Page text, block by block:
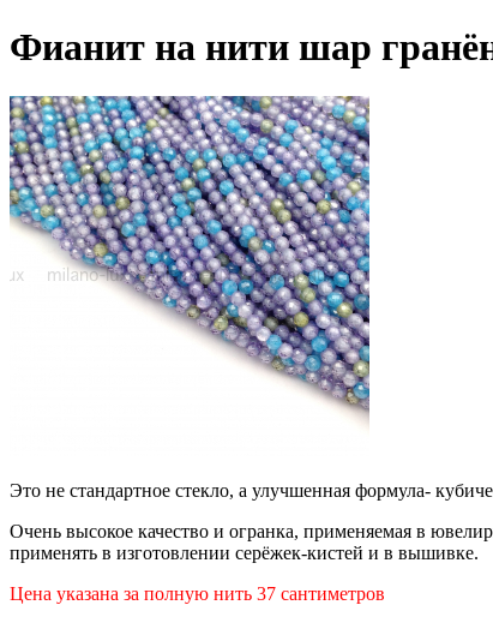
Фианит на нити шар
Это не стандартное стекло, а улучшенная формула-
Очень высокое качество и огранка, применяемая в
применять в изготовлении серёжек-кистей и в вышивке.
Цена указана за полную нить 37 сантиметров